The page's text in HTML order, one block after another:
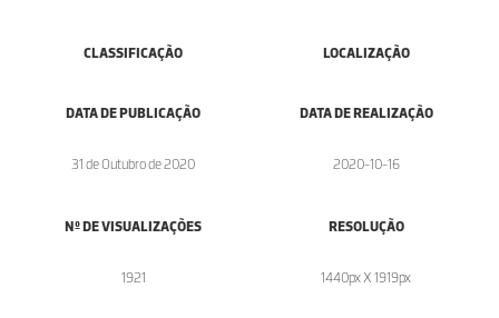
CLASSIFICAÇÃO LOCALIZAÇÃO
DATA DE PUBLICAÇÃO
31 de Outubro de 2020
DATA DE REALIZAÇÃO
2020-10-16
Nº DE VISUALIZAÇÕES
1921
RESOLUÇÃO
1440px X 1919px